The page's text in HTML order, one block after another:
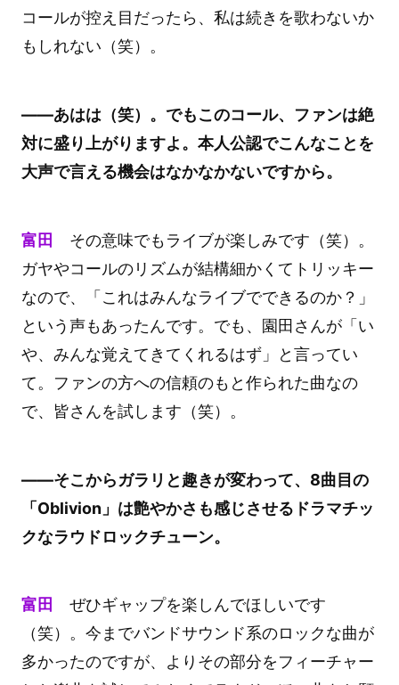
コールが控え目だったら、私は続きを歌わないか
もしれない（笑）。
――あはは（笑）。でもこのコール、ファンは絶
対に盛り上がりますよ。本人公認でこんなことを
大声で言える機会はなかなかないですから。
富田 その意味でもライブが楽しみです（笑）。
ガヤやコールのリズムが結構細かくてトリッキー
なので、「これはみんなライブでできるのか？」
という声もあったんです。でも、園田さんが「い
や、みんな覚えてきてくれるはず」と言ってい
て。ファンの方への信頼のもと作られた曲なの
で、皆さんを試します（笑）。
――そこからガラリと趣きが変わって、8曲目の
「Oblivion」は艶やかさも感じさせるドラマチッ
クなラウドロックチューン。
富田
ぜひギャップを楽しんでほしいです
（笑）。今までバンドサウンド系のロックな曲が
多かったのですが、よりその部分をフィーチャー